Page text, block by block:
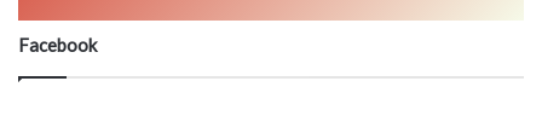
Facebook